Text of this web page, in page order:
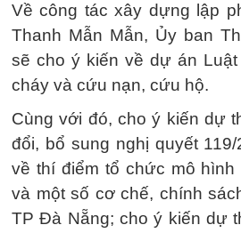
Về công tác xây dựng lập
Thanh Mẫn Mẫn, Ủy ban
sẽ cho ý kiến về dự án
cháy và cứu nạn, cứu hộ.
Cùng với đó, cho ý kiến dự
đổi, bổ sung nghị quyết
về thí điểm tổ chức mô hình
và một số cơ chế, chính
TP Đà Nẵng; cho ý kiến dự